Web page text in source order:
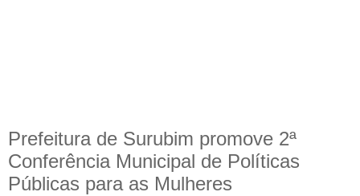
Prefeitura de Surubim promove 2ª
Conferência Municipal de Políticas
Públicas para as Mulheres